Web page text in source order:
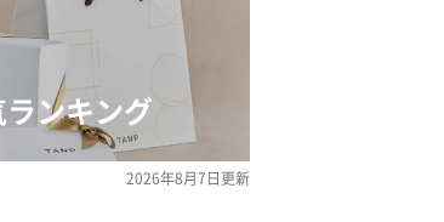
ンキング
2026年8月7日更新